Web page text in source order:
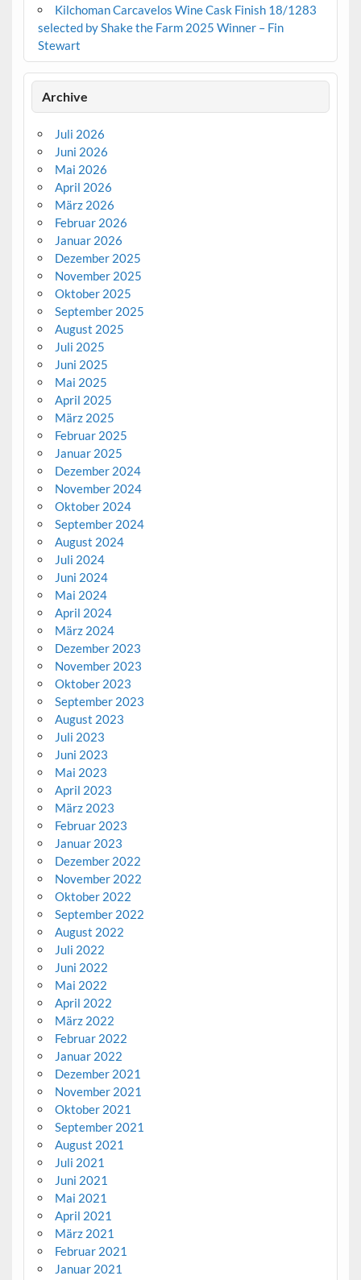
Kilchoman Carcavelos Wine Cask Finish 18/1283
selected by Shake the Farm 2025 Winner – Fin
Stewart
Archive
Juli 2026
Juni 2026
Mai 2026
April 2026
März 2026
Februar 2026
Januar 2026
Dezember 2025
November 2025
Oktober 2025
September 2025
August 2025
Juli 2025
Juni 2025
Mai 2025
April 2025
März 2025
Februar 2025
Januar 2025
Dezember 2024
November 2024
Oktober 2024
September 2024
August 2024
Juli 2024
Juni 2024
Mai 2024
April 2024
März 2024
Dezember 2023
November 2023
Oktober 2023
September 2023
August 2023
Juli 2023
Juni 2023
Mai 2023
April 2023
März 2023
Februar 2023
Januar 2023
Dezember 2022
November 2022
Oktober 2022
September 2022
August 2022
Juli 2022
Juni 2022
Mai 2022
April 2022
März 2022
Februar 2022
Januar 2022
Dezember 2021
November 2021
Oktober 2021
September 2021
August 2021
Juli 2021
Juni 2021
Mai 2021
April 2021
März 2021
Februar 2021
Januar 2021